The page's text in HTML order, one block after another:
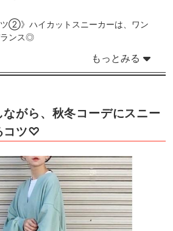
ツ②》ハイカットスニーカーは、ワン
ランス◎
もっとみる
がら、秋冬コーデにスニー
コツ♡